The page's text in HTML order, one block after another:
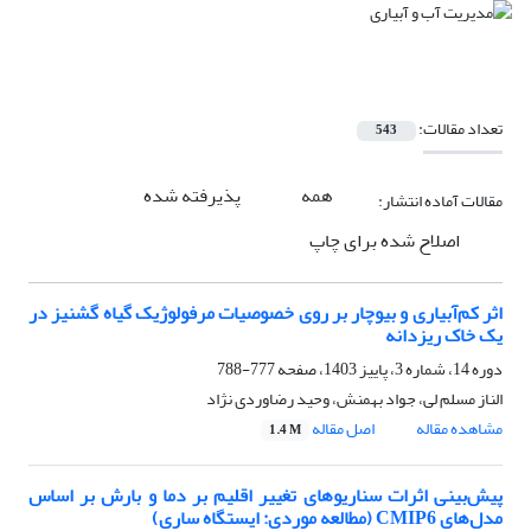
تعداد مقالات: 543
مقالات آماده انتشار: همه
پذیرفته شده
اصلاح شده برای چاپ
اثر کم‌آبیاری و بیوچار بر روی خصوصیات مرفولوژیک گیاه گشنیز در
یک خاک ریزدانه
دوره 14، شماره 3، پاییز 1403، صفحه
777-788
الناز مسلم لی، جواد بهمنش، وحید رضاوردی نژاد
مشاهده مقاله
اصل مقاله 1.4 M
پیش‌بینی اثرات سناریوهای تغییر اقلیم بر دما و بارش بر اساس
مدل‌های CMIP6 (مطالعه موردی: ایستگاه ساری)